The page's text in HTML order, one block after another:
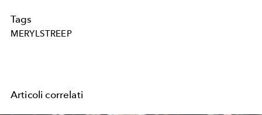
Tags
MERYLSTREEP
Articoli correlati